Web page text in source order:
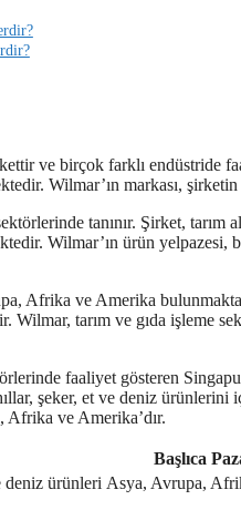
ve birçok farklı endüstride
Wilmar’ın markası,
tanınır. Şirket,
Wilmar’ın ürün
Afrika ve Amerika
Wilmar, tarım ve gıda işleme
faaliyet gösteren
şeker, et ve deniz ürünlerini
Afrika ve Amerika’dır.
Başlıca
deniz ürünleri Asya, Avrupa,